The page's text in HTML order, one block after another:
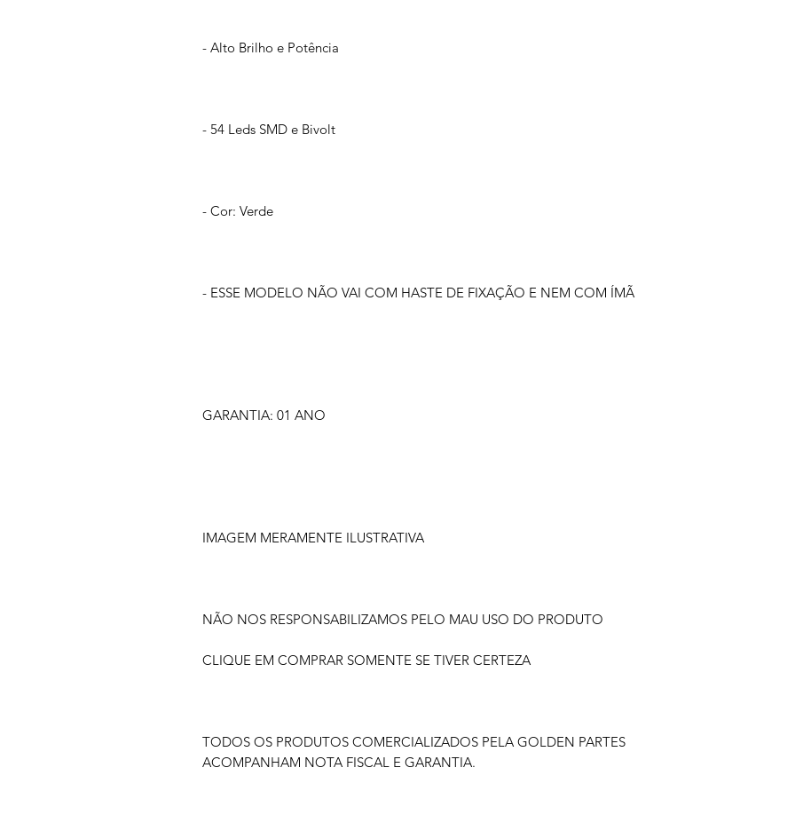
- Alto Brilho e Potência
- 54 Leds SMD e Bivolt
- Cor: Verde
- ESSE MODELO NÃO VAI COM HASTE DE FIXAÇÃO E NEM COM ÍMÃ
GARANTIA: 01 ANO
IMAGEM MERAMENTE ILUSTRATIVA
NÃO NOS RESPONSABILIZAMOS PELO MAU USO DO PRODUTO
CLIQUE EM COMPRAR SOMENTE SE TIVER CERTEZA
TODOS OS PRODUTOS COMERCIALIZADOS PELA GOLDEN PARTES
ACOMPANHAM NOTA FISCAL E GARANTIA.